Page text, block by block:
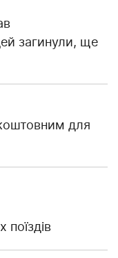
загинули, ще
для
поїздів